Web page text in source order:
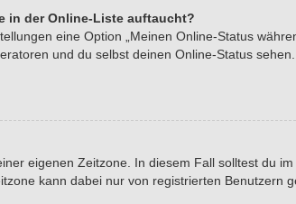
in der Online-Liste auftaucht?
eine Option „Meinen Online-Status
und du selbst deinen Online-Status
eigenen Zeitzone. In diesem Fall solltest du
kann dabei nur von registrierten Benutzern